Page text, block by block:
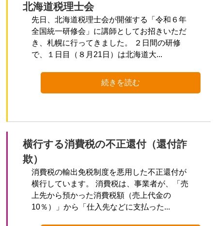
北海道税理士会
先日、北海道税理士会が開催する「令和６年
全国統一研修会」に講師としてお招きいただ
き、札幌に行ってきました。 ２日間の研修
で、１日目（８月21日）は北海道大...
続きを読む
横行する消費税の不正還付（還付詐
欺）
消費税の輸出免税制度を悪用した不正還付が
横行しています。 消費税は、事業者が、「売
上先から預かった消費税額（売上代金の
10％）」から「仕入先などに支払った...